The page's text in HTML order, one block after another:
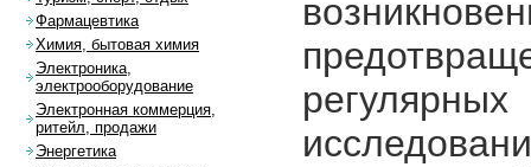
Фармацевтика
Химия, бытовая химия
Электроника,
электрооборудование
Электронная коммерция,
ритейл, продажи
Энергетика